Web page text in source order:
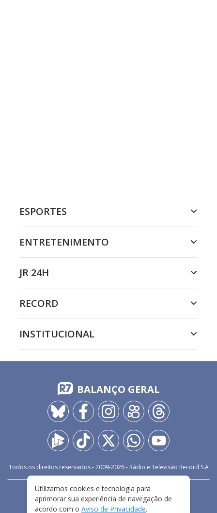
ESPORTES
ENTRETENIMENTO
JR 24H
RECORD
INSTITUCIONAL
BALANÇO GERAL
Todos os direitos reservados - 2009-2026- Rádio e Televisão Record S.A
FALE CONOSCO
PRIVACIDADE
TERMOS E CONDIÇÕES DE USO
Utilizamos cookies e tecnologia para
aprimorar sua experiência de navegação de
acordo com o Aviso de Privacidade.